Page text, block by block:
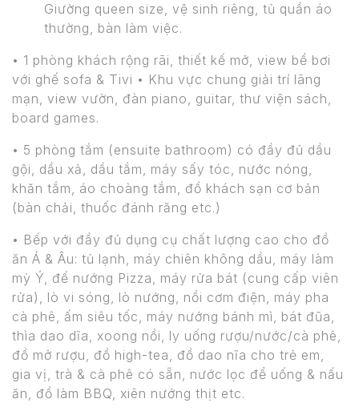
Giường queen size, vệ sinh riêng, tủ quần áo
thường, bàn làm việc.
• 1 phòng khách rộng rãi, thiết kế mở, view bể bơi
với ghế sofa & Tivi • Khu vực chung giải trí lãng
mạn, view vườn, đàn piano, guitar, thư viện sách,
board games.
• 5 phòng tắm (ensuite bathroom) có đầy đủ dầu
gội, dầu xả, dầu tắm, máy sấy tóc, nước nóng,
khăn tắm, áo choàng tắm, đồ khách sạn cơ bản
(bàn chải, thuốc đánh răng etc.)
• Bếp với đầy đủ dụng cụ chất lượng cao cho đồ
ăn Á & Âu: tủ lạnh, máy chiên không dầu, máy làm
mỳ Ý, đế nướng Pizza, máy rửa bát (cung cấp viên
rửa), lò vi sóng, lò nướng, nồi cơm điện, máy pha
cà phê, ấm siêu tốc, máy nướng bánh mì, bát đũa,
thìa dao dĩa, xoong nồi, ly uống rượu/nước/cà phê,
đồ mở rượu, đồ high-tea, đồ dao nĩa cho trẻ em,
gia vị, trà & cà phê có sẵn, nước lọc để uống & nấu
ăn, đồ làm BBQ, xiên nướng thịt etc.